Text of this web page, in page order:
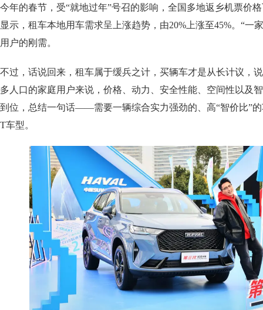
今年的春节，受“就地过年”号召的影响，全国多地返乡机票价
显示，租车本地用车需求呈上涨趋势，由20%上涨至45%。“一
用户的刚需。
不过，话说回来，租车属于缓兵之计，买辆车才是从长计议，
多人口的家庭用户来说，价格、动力、安全性能、空间性以及
到位，总结一句话——需要一辆综合实力强劲的、高“智价比”
T车型。